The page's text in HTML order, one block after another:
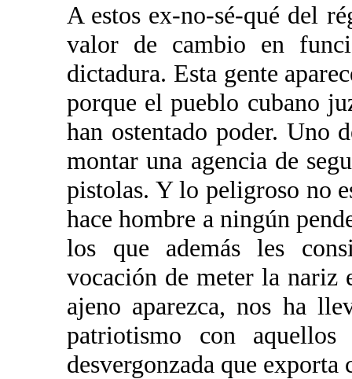
A estos ex-no-sé-qué del
valor de cambio en
dictadura. Esta gente
porque el pueblo cubano
han ostentado poder. Uno
montar una agencia de
pistolas. Y lo peligroso no
hace hombre a ningún
los que además les
vocación de meter la nariz
ajeno aparezca, nos ha
patriotismo con
desvergonzada que